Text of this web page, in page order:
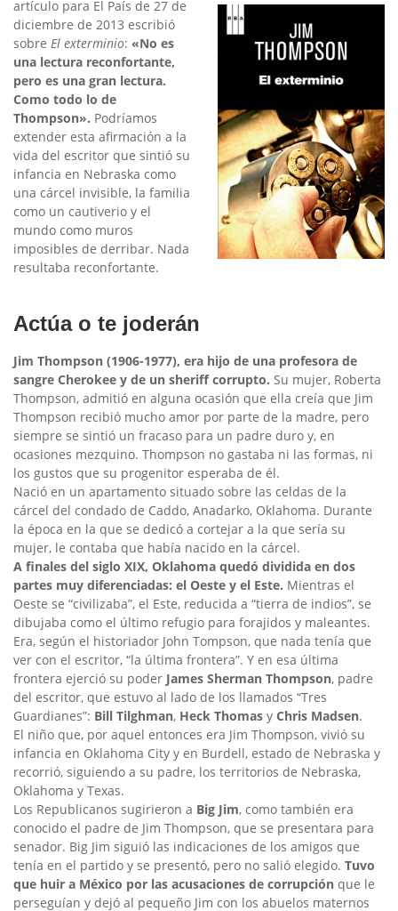
artículo para El País de 27 de
diciembre de 2013 escribió
sobre El exterminio: «No es
una lectura reconfortante,
pero es una gran lectura.
Como todo lo de
Thompson». Podríamos
extender esta afirmación a la
vida del escritor que sintió su
infancia en Nebraska como
una cárcel invisible, la familia
como un cautiverio y el
mundo como muros
imposibles de derribar. Nada
resultaba reconfortante.
Actúa o te joderán
Jim Thompson (1906-1977), era hijo de una profesora de
sangre Cherokee y de un sheriff corrupto. Su mujer, Roberta
Thompson, admitió en alguna ocasión que ella creía que Jim
Thompson recibió mucho amor por parte de la madre, pero
siempre se sintió un fracaso para un padre duro y, en
ocasiones mezquino. Thompson no gastaba ni las formas, ni
los gustos que su progenitor esperaba de él.
Nació en un apartamento situado sobre las celdas de la
cárcel del condado de Caddo, Anadarko, Oklahoma. Durante
la época en la que se dedicó a cortejar a la que sería su
mujer, le contaba que había nacido en la cárcel.
A finales del siglo XIX, Oklahoma quedó dividida en dos
partes muy diferenciadas: el Oeste y el Este. Mientras el
Oeste se “civilizaba”, el Este, reducida a “tierra de indios”, se
dibujaba como el último refugio para forajidos y maleantes.
Era, según el historiador John Tompson, que nada tenía que
ver con el escritor, “la última frontera”. Y en esa última
frontera ejerció su poder James Sherman Thompson, padre
del escritor, que estuvo al lado de los llamados “Tres
Guardianes”: Bill Tilghman, Heck Thomas y Chris Madsen.
El niño que, por aquel entonces era Jim Thompson, vivió su
infancia en Oklahoma City y en Burdell, estado de Nebraska y
recorrió, siguiendo a su padre, los territorios de Nebraska,
Oklahoma y Texas.
Los Republicanos sugirieron a Big Jim, como también era
conocido el padre de Jim Thompson, que se presentara para
senador. Big Jim siguió las indicaciones de los amigos que
tenía en el partido y se presentó, pero no salió elegido. Tuvo
que huir a México por las acusaciones de corrupción que le
perseguían y dejó al pequeño Jim con los abuelos maternos